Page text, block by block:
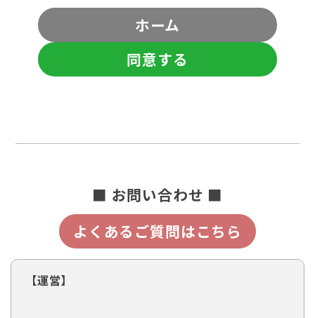
ホーム
同意する
■ お問い合わせ ■
よくあるご質問はこちら
【運営】